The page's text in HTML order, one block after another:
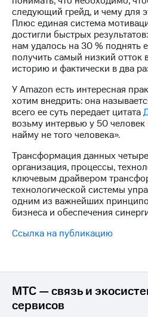
следующий грейд, и чему для
Плюс единая система
достигли быстрых
нам удалось на 30 % поднять
получить самый низкий отток
историю и фактически в два
У Amazon есть интересная
хотим внедрить: она
всего ее суть передает цитата
возьму интервью у 50
найму не того человека».
Трансформация данных
организация, процессы,
ключевым драйвером
технологической системы
одним из важнейших
бизнеса и обеспечения
Ссылка на публикацию
МТС — связь и
сервисов